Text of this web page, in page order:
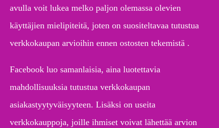
avulla voit lukea melko paljon olemassa olevien
käyttäjien mielipiteitä, joten on suositeltavaa tutustua
verkkokaupan arvioihin ennen ostosten tekemistä .
Facebook luo samanlaisia, aina luotettavia
mahdollisuuksia tutustua verkkokaupan
asiakastyytyväisyyteen. Lisäksi on useita
verkkokauppoja, joille ihmiset voivat lähettää arvion